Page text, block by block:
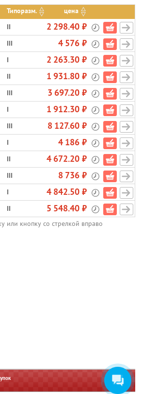
Типоразм.
цена
II 2 298.40 ₽
III 4 576 ₽
I 2 263.30 ₽
II 1 931.80 ₽
III 3 697.20 ₽
I 1 912.30 ₽
III 8 127.60 ₽
I 4 186 ₽
II 4 672.20 ₽
III 8 736 ₽
I 4 842.50 ₽
II 5 548.40 ₽
или кнопку со стрелкой вправо